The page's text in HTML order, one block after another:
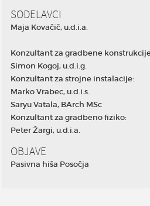
SODELAVCI
Maja Kovačič, u.d.i.a.
Konzultant za gradbene
Simon Kogoj, u.d.i.g.
Konzultant za strojne instalacije:
Marko Vrabec, u.d.i.s.
Saryu Vatala, BArch MSc
Konzultant za gradbeno fiziko:
Peter Žargi, u.d.i.a.
OBJAVE
Pasivna hiša Posočja